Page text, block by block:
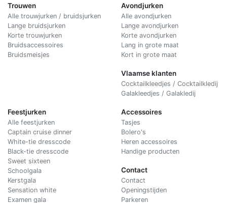
Trouwen
Alle trouwjurken / bruidsjurken
Lange bruidsjurken
Korte trouwjurken
Bruidsaccessoires
Bruidsmeisjes
Avondjurken
Alle avondjurken
Lange avondjurken
Korte avondjurken
Lang in grote maat
Kort in grote maat
Vlaamse klanten
Cocktailkleedjes / Cocktailkledij
Galakleedjes / Galakledij
Feestjurken
Alle feestjurken
Captain cruise dinner
White-tie dresscode
Black-tie dresscode
Sweet sixteen
Schoolgala
Kerstgala
Sensation white
Examen gala
Accessoires
Tasjes
Bolero's
Heren accessoires
Handige producten
Contact
Contact
Openingstijden
Parkeren